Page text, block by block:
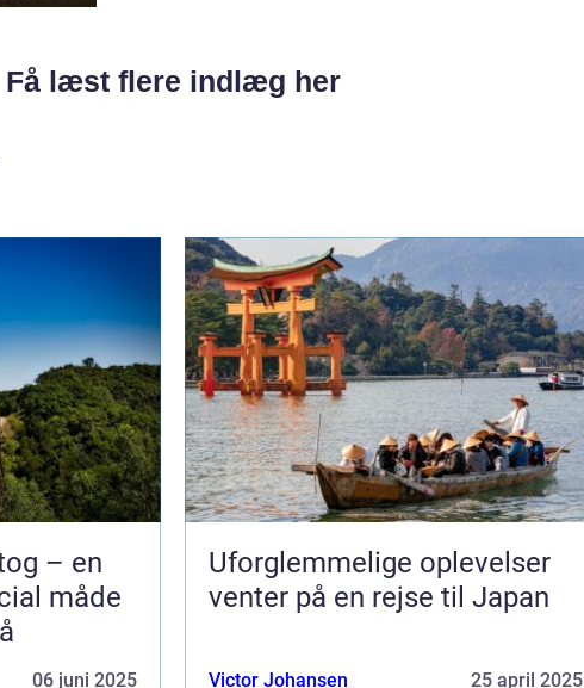
Få læst flere indlæg her
– en
måde
06 juni 2025
Uforglemmelige oplevelser
venter på en rejse til Japan
Victor Johansen 25 april 2025